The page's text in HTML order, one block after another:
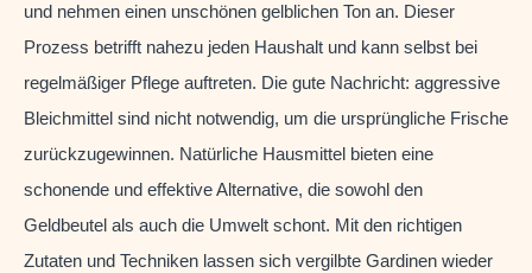
und nehmen einen unschönen gelblichen Ton an. Dieser
Prozess betrifft nahezu jeden Haushalt und kann selbst bei
regelmäßiger Pflege auftreten. Die gute Nachricht: aggressive
Bleichmittel sind nicht notwendig, um die ursprüngliche Frische
zurückzugewinnen. Natürliche Hausmittel bieten eine
schonende und effektive Alternative, die sowohl den
Geldbeutel als auch die Umwelt schont. Mit den richtigen
Zutaten und Techniken lassen sich vergilbte Gardinen wieder